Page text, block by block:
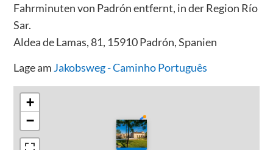
Fahrminuten von Padrón entfernt, in der Region Río
Sar.
Aldea de Lamas, 81, 15910 Padrón, Spanien
Lage am Jakobsweg - Caminho Português
+
−